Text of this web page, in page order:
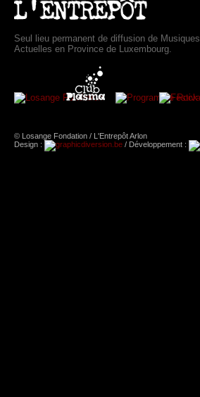
Seul lieu permanent de diffusion de Musiques
Actuelles en Province de Luxembourg.
© Losange Fondation / L'Entrepôt Arlon
Design :
/ Développement :